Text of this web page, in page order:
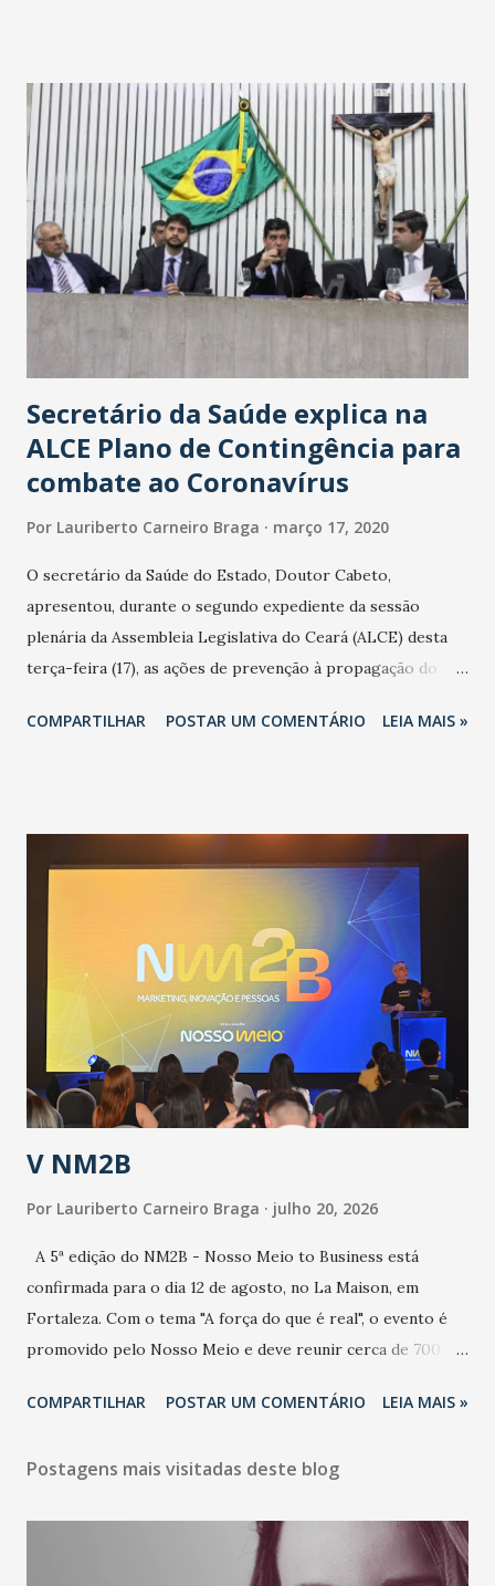
Secretário da Saúde explica na
ALCE Plano de Contingência para
combate ao Coronavírus
Por Lauriberto Carneiro Braga março 17, 2020
O secretário da Saúde do Estado, Doutor Cabeto,
apresentou, durante o segundo expediente da sessão
plenária da Assembleia Legislativa do Ceará (ALCE) desta
terça-feira (17), as ações de prevenção à propagação do
adotadas pelo Governo do Estado na contenção da
população suspeita e de cuidados com os ambientes
públicos e domiciliares. “Nós não estamos vivendo uma
epidemia comum, como temos em todos os anos, com
aumento de casos de dengue, influenza ou H1N1. Trata-se
de uma epidemia com um vírus diferente, com um poder de
contaminação maior que outros coronavírus”, apontou o
secretário. Segundo ele, é uma epidemia com chance de
contaminação alta, podendo gerar um grande risco à
população e ao sistema de saúde. “Precisamos saber fazer a
estratificação do risco da doença, para não so...
COMPARTILHAR POSTAR UM COMENTÁRIO LEIA MAIS »
V NM2B
Por Lauriberto Carneiro Braga julho 20, 2026
A 5ª edição do NM2B - Nosso Meio to Business está
confirmada para o dia 12 de agosto, no La Maison, em
Fortaleza. Com o tema "A força do que é real", o evento é
promovido pelo Nosso Meio e deve reunir cerca de 700
e lideranças do Mercado Nacional. Desde 2022, o NM2B
de negócios do Nordeste, reunindo profissionais de marcas
LinkedIn, VISA, Grupo 3corações, TikTok e M. Dias Branco.
A nova edição chega em um momento em que autenticidade
COMPARTILHAR POSTAR UM COMENTÁRIO LEIA MAIS »
Postagens mais visitadas deste blog